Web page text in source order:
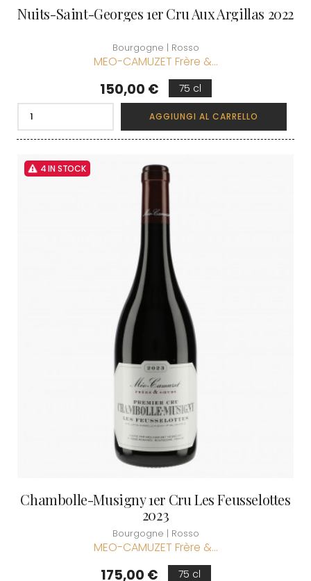
Nuits-Saint-Georges 1er Cru Aux Argillas 2022
Bourgogne | Rosso
MEO-CAMUZET Frère &...
Prezzo
150,00 € 75 cl
AGGIUNGI AL CARRELLO
4 IN STOCK
Chambolle-Musigny 1er Cru Les Feusselottes
2023
Bourgogne | Rosso
MEO-CAMUZET Frère &...
Prezzo
175,00 € 75 cl